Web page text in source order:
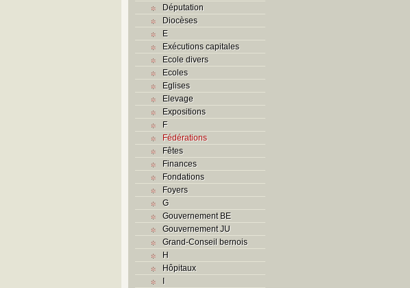
Députation
Diocèses
E
Exécutions capitales
Ecole divers
Ecoles
Eglises
Elevage
Expositions
F
Fédérations
Fêtes
Finances
Fondations
Foyers
G
Gouvernement BE
Gouvernement JU
Grand-Conseil bernois
H
Hôpitaux
I